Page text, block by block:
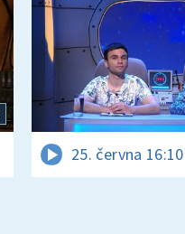
25. června 16:10